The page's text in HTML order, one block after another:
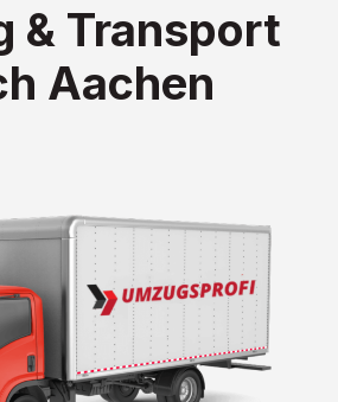
& Transport
Aachen